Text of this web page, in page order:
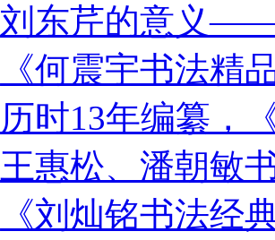
刘东芹的意义
《何震宇书法精
历时13年编纂，
王惠松、潘朝敏
《刘灿铭书法经